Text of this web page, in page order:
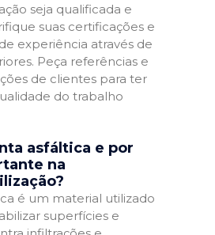
seja qualificada e
suas certificações e
experiência através de
Peça referências e
de clientes para ter
do trabalho
asfáltica e por
na
é um material utilizado
superfícies e